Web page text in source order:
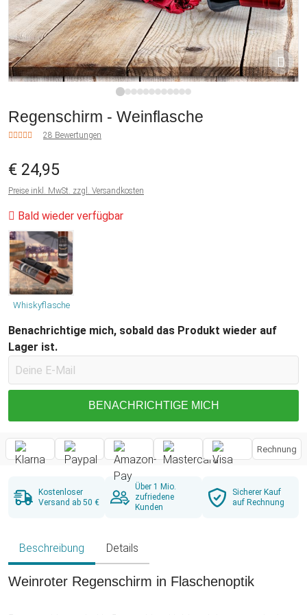
Regenschirm - Weinflasche
28 Bewertungen
€ 24,95
Preise inkl. MwSt. zzgl. Versandkosten
Bald wieder verfügbar
Whiskyflasche
Benachrichtige mich, sobald das Produkt wieder auf
Lager ist.
BENACHRICHTIGE MICH
Rechnung
Kostenloser
Versand ab 50 €
Über 1 Mio.
zufriedene
Kunden
Sicherer Kauf
auf Rechnung
Beschreibung Details
Weinroter Regenschirm in Flaschenoptik